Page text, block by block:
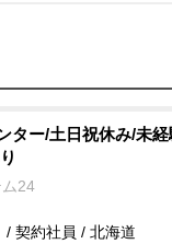
ター/土日祝休み/未経
24
/ 契約社員 / 北海道